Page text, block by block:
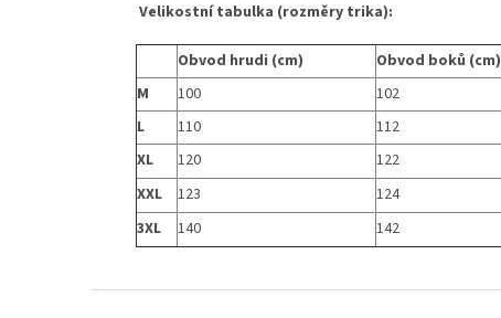
Velikostní tabulka (rozměry trika):
Obvod hrudi (cm) Obvod boků (cm)
M
100 102
L
110 112
XL
120 122
XXL
123 124
3XL
140 142